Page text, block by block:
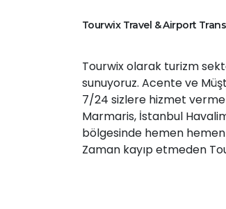
Tourwix Travel & Airport
Tourwix olarak turizm
sunuyoruz. Acente ve
7/24 sizlere hizmet
Marmaris, İstanbul
bölgesinde hemen
Zaman kayıp etmeden